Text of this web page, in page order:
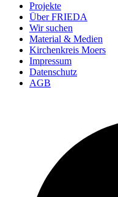
Projekte
Über FRIEDA
Wir suchen
Material & Medien
Kirchenkreis Moers
Impressum
Datenschutz
AGB